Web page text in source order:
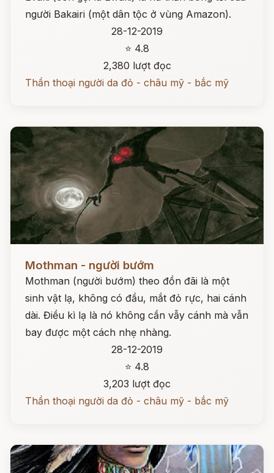
người Bakairi (một dân tộc ở vùng Amazon).
28-12-2019
⭐ 4.8
2,380 lượt đọc
Thần thoại người da đỏ - châu mỹ - bắc mỹ
Mothman - người bướm
Mothman (người bướm) theo đồn đãi là một
sinh vật lạ, không có đầu, mắt đỏ rực, hai cánh
dài. Điều kì lạ là nó không cần vẫy cánh mà vẫn
bay được một cách nhẹ nhàng.
28-12-2019
⭐ 4.8
3,203 lượt đọc
Thần thoại người da đỏ - châu mỹ - bắc mỹ